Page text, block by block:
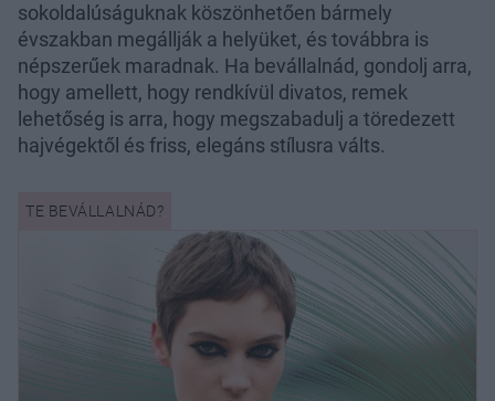
sokoldalúságuknak köszönhetően bármely
évszakban megállják a helyüket, és továbbra is
népszerűek maradnak. Ha bevállalnád, gondolj arra,
hogy amellett, hogy rendkívül divatos, remek
lehetőség is arra, hogy megszabadulj a töredezett
hajvégektől és friss, elegáns stílusra válts.